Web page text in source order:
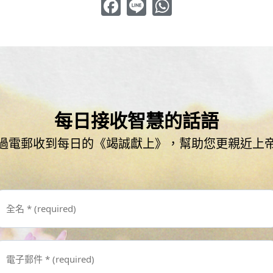
每日接收智慧的話語
電郵收到每日的《竭誠獻上》，幫助您更親近上